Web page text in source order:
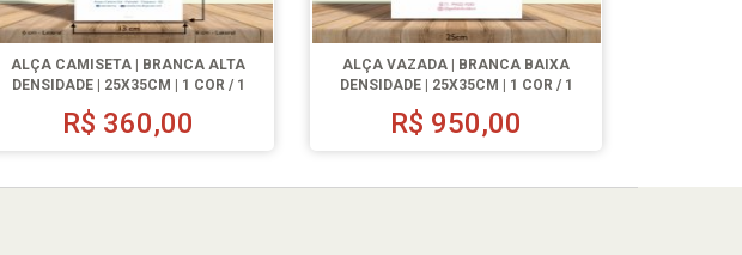
ALÇA CAMISETA | BRANCA ALTA
DENSIDADE | 25X35CM | 1 COR / 1
LADO | 500 UN.
R$ 360,00
ALÇA VAZADA | BRANCA BAIXA
DENSIDADE | 25X35CM | 1 COR / 1
LADO | 1000 UN.
R$ 950,00